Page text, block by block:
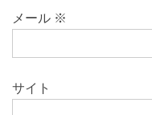
メール ※
サイト